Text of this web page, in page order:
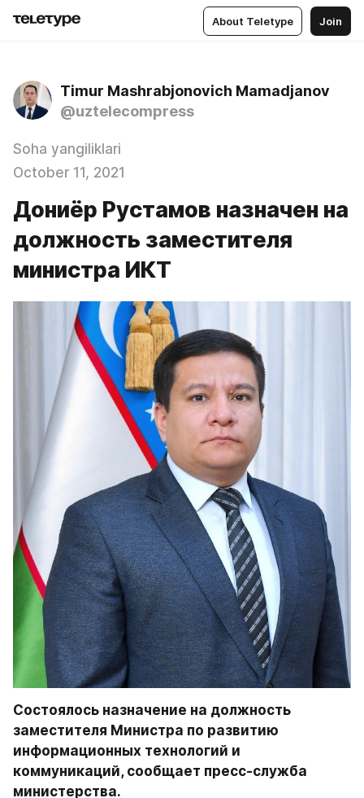
About Teletype Join
Timur Mashrabjonovich Mamadjanov
@uztelecompress
Soha yangiliklari
October 11, 2021
Дониёр Рустамов назначен на
должность заместителя
министра ИКТ
Состоялось назначение на должность
заместителя Министра по развитию
информационных технологий и
коммуникаций, сообщает пресс-служба
министерства.